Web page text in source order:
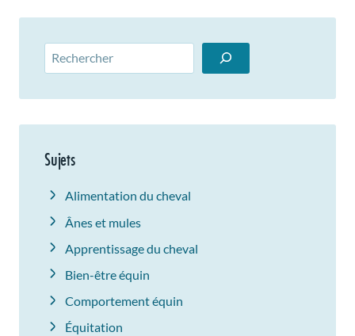
Rechercher
Sujets
Alimentation du cheval
Ânes et mules
Apprentissage du cheval
Bien-être équin
Comportement équin
Équitation